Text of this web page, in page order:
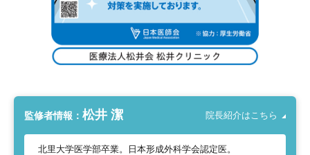
監修者情報： 松井 潔 院長紹介はこちら
北里大学医学部卒業。日本形成外科学会認定医。